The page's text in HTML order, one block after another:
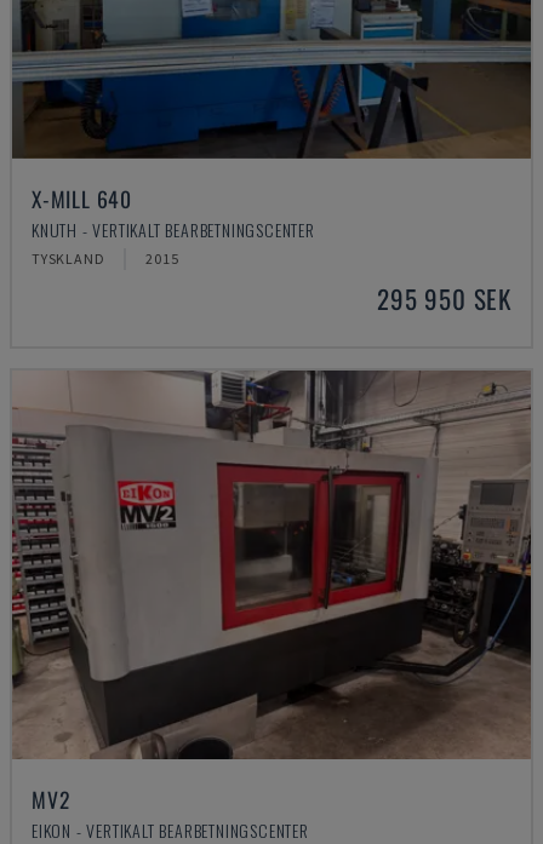
X-MILL 640
KNUTH - VERTIKALT BEARBETNINGSCENTER
TYSKLAND 2015
295 950 SEK
MV2
EIKON - VERTIKALT BEARBETNINGSCENTER